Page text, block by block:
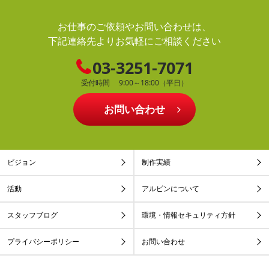
お仕事のご依頼やお問い合わせは、
下記連絡先よりお気軽にご相談ください
03-3251-7071
受付時間 9:00～18:00（平日）
お問い合わせ
ビジョン 制作実績
活動 アルピンについて
スタッフブログ 環境・情報セキュリティ方針
プライバシーポリシー お問い合わせ